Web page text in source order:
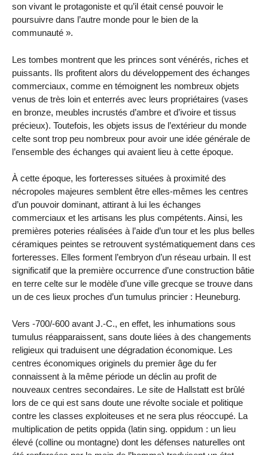
son vivant le protagoniste et qu’il était censé pouvoir le
poursuivre dans l’autre monde pour le bien de la
communauté ».
Les tombes montrent que les princes sont vénérés, riches et
puissants. Ils profitent alors du développement des échanges
commerciaux, comme en témoignent les nombreux objets
venus de très loin et enterrés avec leurs propriétaires (vases
en bronze, meubles incrustés d’ambre et d’ivoire et tissus
précieux). Toutefois, les objets issus de l’extérieur du monde
celte sont trop peu nombreux pour avoir une idée générale de
l’ensemble des échanges qui avaient lieu à cette époque.
À cette époque, les forteresses situées à proximité des
nécropoles majeures semblent être elles-mêmes les centres
d’un pouvoir dominant, attirant à lui les échanges
commerciaux et les artisans les plus compétents. Ainsi, les
premières poteries réalisées à l’aide d’un tour et les plus belles
céramiques peintes se retrouvent systématiquement dans ces
forteresses. Elles forment l’embryon d’un réseau urbain. Il est
significatif que la première occurrence d’une construction bâtie
en terre celte sur le modèle d’une ville grecque se trouve dans
un de ces lieux proches d’un tumulus princier : Heuneburg.
Vers -700/-600 avant J.-C., en effet, les inhumations sous
tumulus réapparaissent, sans doute liées à des changements
religieux qui traduisent une dégradation économique. Les
centres économiques originels du premier âge du fer
connaissent à la même période un déclin au profit de
nouveaux centres secondaires. Le site de Hallstatt est brûlé
lors de ce qui est sans doute une révolte sociale et politique
contre les classes exploiteuses et ne sera plus réoccupé. La
multiplication de petits oppida (latin sing. oppidum : un lieu
élevé (colline ou montagne) dont les défenses naturelles ont